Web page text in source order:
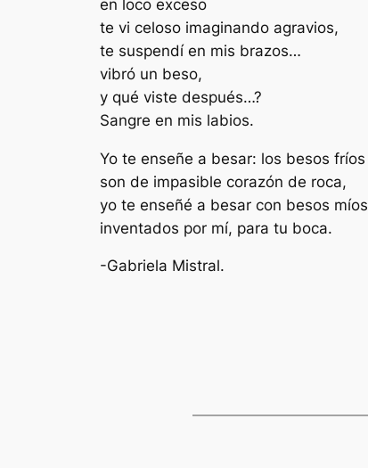
en loco exceso
te vi celoso imaginando agravios,
te suspendí en mis brazos…
vibró un beso,
y qué viste después…?
Sangre en mis labios.
Yo te enseñe a besar: los besos fríos
son de impasible corazón de roca,
yo te enseñé a besar con besos míos
inventados por mí, para tu boca.
-Gabriela Mistral.